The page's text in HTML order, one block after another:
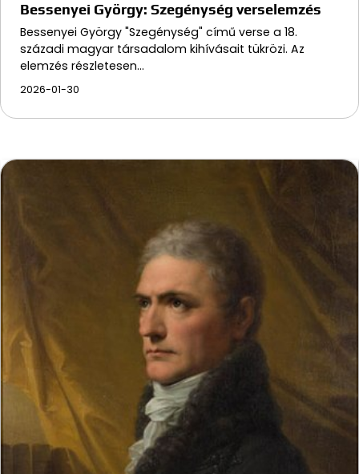
Bessenyei György: Szegénység verselemzés
Bessenyei György "Szegénység" című verse a 18.
századi magyar társadalom kihívásait tükrözi. Az
elemzés részletesen…
2026-01-30